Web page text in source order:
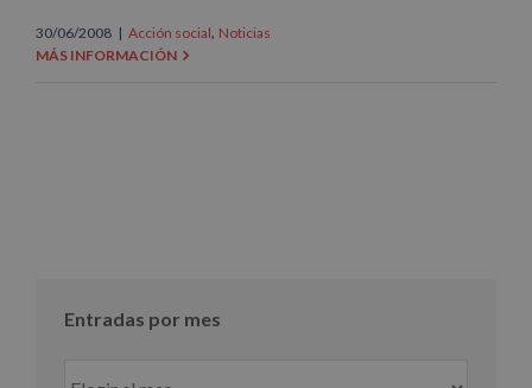
30/06/2008 | Acción social, Noticias
MÁS INFORMACIÓN
Entradas por mes